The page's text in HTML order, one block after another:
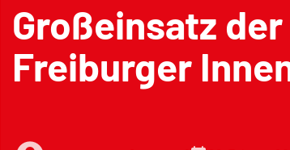
Großeinsatz
Freiburger